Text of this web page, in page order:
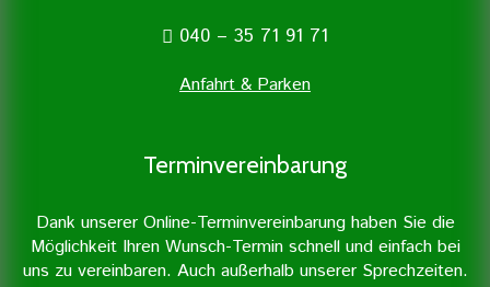
040 – 35 71 91 71
Anfahrt & Parken
Terminvereinbarung
Dank unserer Online-Terminvereinbarung haben Sie die
Möglichkeit Ihren Wunsch-Termin schnell und einfach bei
uns zu vereinbaren. Auch außerhalb unserer Sprechzeiten.